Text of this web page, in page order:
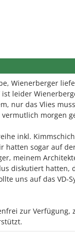
Wienerberger
leider
nur das Vlies
vermutlich morgen
inkl.
hatten sogar auf
meinem
diskutiert
uns auf das VD-
zur Verfügung,